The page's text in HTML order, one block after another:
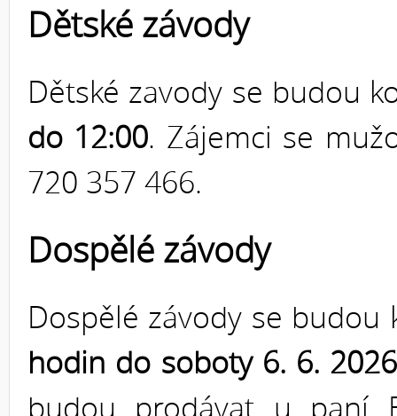
Dětské závody
Dětské zavody se budou
do 12:00. Zájemci se
720 357 466.
Dospělé závody
Dospělé závody se
hodin do soboty 6. 6.
budou prodávat u paní